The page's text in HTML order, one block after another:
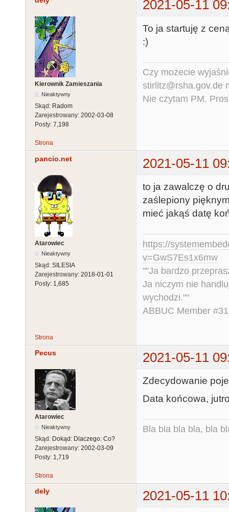
2021-05-11
Kierownik Zamieszania
Nieaktywny
Skąd: Radom
Zarejestrowany: 2002-03-08
Posty: 7,198
To ja startuję z
:)
Czy możecie
stirlitz@rsha.gov.de
Nie czytam PM.
Strona
pancio.net 2021-05-11
Atarowiec
Nieaktywny
Skąd: SILESIA
Zarejestrowany: 2018-01-01
Posty: 1,685
to ja zawalczę o
zaślepiony
mieć jakąś datę
https://
v=GwS7Es1x6mw
""Ja bardzo
Ja niczym nie
wychodzi.""
ABBUC Member
Strona
Pecus 2021-05-11
Atarowiec
Nieaktywny
Skąd: Dokąd: Dlaczego: Co?
Zarejestrowany: 2002-03-09
Posty: 1,719
Zdecydowanie
Data końcowa,
Bla bla bla bla, bla
Strona
dely 2021-05-11